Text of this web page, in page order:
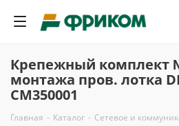
Крепежный комплект
монтажа пров. лотка
CM350001
Главная - Каталог - Сетевое и